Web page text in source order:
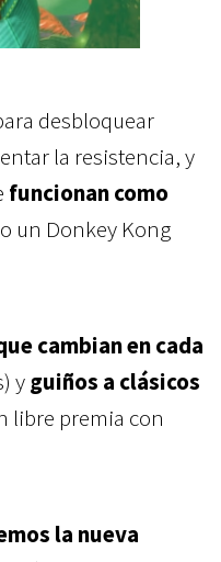
desbloquear
la resistencia, y
funcionan como
un Donkey Kong
cambian en cada
yguiños a clásicos
libre premia con
la nueva